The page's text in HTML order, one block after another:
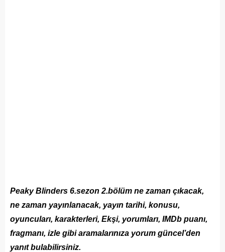
Peaky Blinders 6.sezon 2.bölüm ne zaman çıkacak,
ne zaman yayınlanacak, yayın tarihi, konusu,
oyuncuları, karakterleri, Ekşi, yorumları, IMDb puanı,
fragmanı, izle gibi aramalarınıza yorum güncel’den
yanıt bulabilirsiniz.